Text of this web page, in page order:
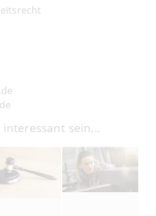
sein...